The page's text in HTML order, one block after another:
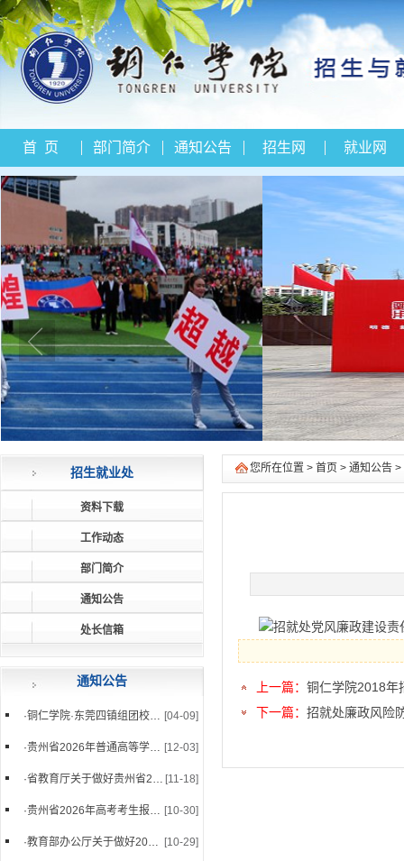
首 页 部门简介 通知公告 招生网 就业网
招生就业处
资料下载
工作动态
部门简介
通知公告
处长信箱
通知公告
[04-09]
·铜仁学院·东莞四镇组团校政企座谈会顺利举办
[12-03]
·贵州省2026年普通高等学校招生艺术类专业省级...
[11-18]
·省教育厅关于做好贵州省2026年普通高等学校艺...
[10-30]
·贵州省2026年高考考生报名操作步骤（转载）
[10-29]
·教育部办公厅关于做好2026年普通高等学校部分...
您所在位置 > 首页 > 通知公告 >
招就处党风廉政建设
上一篇： 铜仁学院2018年
下一篇： 招就处廉政风险